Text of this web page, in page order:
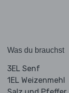
Was du brauchst
3EL Senf
1EL Weizenmehl